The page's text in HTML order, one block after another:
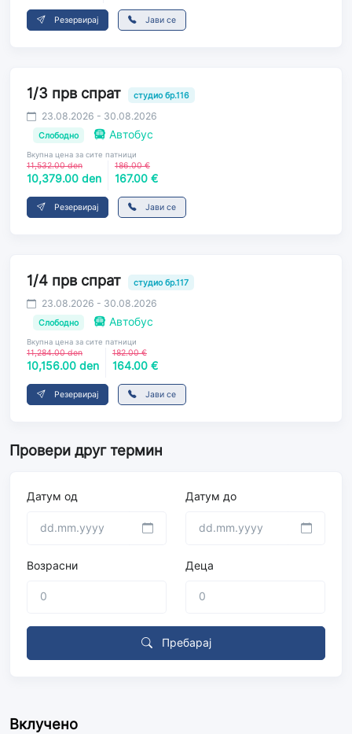
Резервирај Јави се
1/3 прв спрат студио бр.116
23.08.2026 - 30.08.2026
Слободно Автобус
Вкупна цена за сите патници
11,532.00 den
10,379.00 den
186.00 €
167.00 €
Резервирај Јави се
1/4 прв спрат студио бр.117
23.08.2026 - 30.08.2026
Слободно Автобус
Вкупна цена за сите патници
11,284.00 den
10,156.00 den
182.00 €
164.00 €
Резервирај Јави се
Провери друг термин
Датум од Датум до
Возрасни Деца
Пребарај
Вклучено